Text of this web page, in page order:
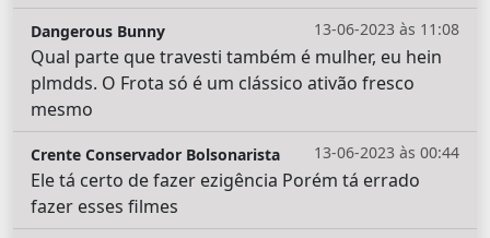
13-06-2023 às 11:08
Dangerous Bunny
Qual parte que travesti também é mulher, eu hein
plmdds. O Frota só é um clássico ativão fresco
mesmo
13-06-2023 às 00:44
Crente Conservador Bolsonarista
Ele tá certo de fazer ezigência Porém tá errado
fazer esses filmes